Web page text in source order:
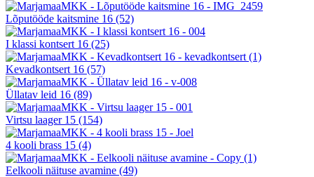
Lõputööde kaitsmine 16 (52)
I klassi kontsert 16 (25)
Kevadkontsert 16 (57)
Üllatav leid 16 (89)
Virtsu laager 15 (154)
4 kooli brass 15 (4)
Eelkooli näituse avamine (49)